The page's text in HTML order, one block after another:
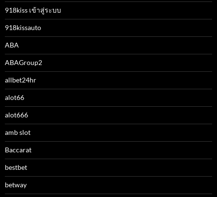
918kiss เข้าสู่ระบบ
918kissauto
ABA
ABAGroup2
allbet24hr
alot66
alot666
amb slot
Baccarat
bestbet
betway